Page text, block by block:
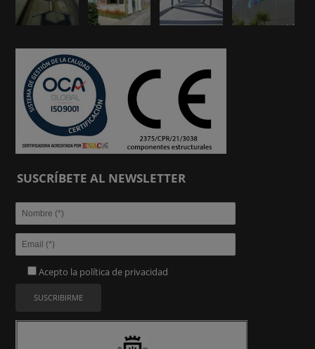
SUSCRÍBETE AL NEWSLETTER
Acepto la política de privacidad